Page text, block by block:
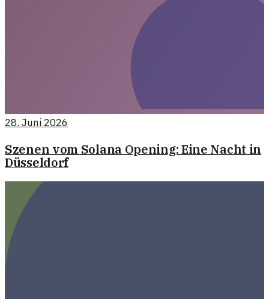
28. Juni 2026
Szenen vom Solana Opening: Eine Nacht in
Düsseldorf